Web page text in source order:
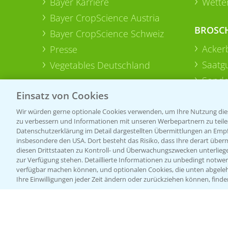
Bayer CropScience Austria
Bayer CropScience Schweiz
Presse
Vegetables Deutschland
Einsatz von Cookies
Wir würden gerne optionale Cookies verwenden, um Ihre Nutzung
zu verbessern und Informationen mit unseren Werbepartnern zu
Datenschutzerklärung im Detail dargestellten Übermittlungen an
insbesondere den USA. Dort besteht das Risiko, dass Ihre derart
diesen Drittstaaten zu Kontroll- und Überwachungszwecken
zur Verfügung stehen. Detaillierte Informationen zu unbedingt
verfügbar machen können, und optionalen Cookies, die unten
Ihre Einwilligungen jeder Zeit ändern oder zurückziehen können,